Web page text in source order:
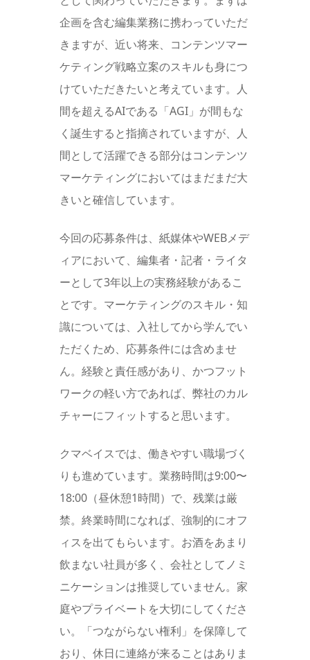
企画を含む編集業務に携わっていただ
きますが、近い将来、コンテンツマー
ケティング戦略立案のスキルも身につ
けていただきたいと考えています。人
間を超えるAIである「AGI」が間もな
く誕生すると指摘されていますが、人
間として活躍できる部分はコンテンツ
マーケティングにおいてはまだまだ大
きいと確信しています。
今回の応募条件は、紙媒体やWEBメデ
ィアにおいて、編集者・記者・ライタ
ーとして3年以上の実務経験があるこ
とです。マーケティングのスキル・知
識については、入社してから学んでい
ただくため、応募条件には含めませ
ん。経験と責任感があり、かつフット
ワークの軽い方であれば、弊社のカル
チャーにフィットすると思います。
クマベイスでは、働きやすい職場づく
りも進めています。業務時間は9:00〜
18:00（昼休憩1時間）で、残業は厳
禁。終業時間になれば、強制的にオフ
ィスを出てもらいます。お酒をあまり
飲まない社員が多く、会社としてノミ
ニケーションは推奨していません。家
庭やプライベートを大切にしてくださ
い。「つながらない権利」を保障して
おり、休日に連絡が来ることはありま